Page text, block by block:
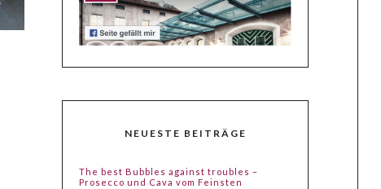
NEUESTE BEITRÄGE
The best Bubbles against troubles –
Prosecco und Cava vom Feinsten